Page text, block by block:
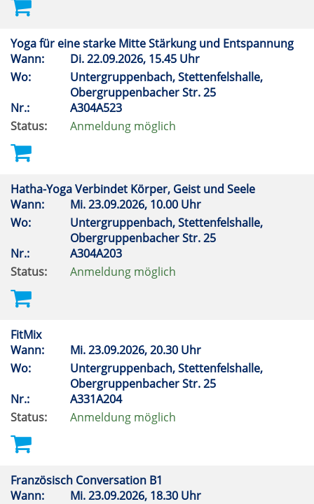
Yoga für eine starke Mitte Stärkung und Entspannung
Wann:
Di.22.09.2026, 15.45 Uhr
Wo:
Untergruppenbach, Stettenfelshalle,
Obergruppenbacher Str. 25
Nr.:
A304A523
Status:
Anmeldung möglich
Hatha-Yoga Verbindet Körper, Geist und Seele
Wann:
Mi.23.09.2026, 10.00 Uhr
Wo:
Untergruppenbach, Stettenfelshalle,
Obergruppenbacher Str. 25
Nr.:
A304A203
Status:
Anmeldung möglich
FitMix
Wann:
Mi.23.09.2026, 20.30 Uhr
Wo:
Untergruppenbach, Stettenfelshalle,
Obergruppenbacher Str. 25
Nr.:
A331A204
Status:
Anmeldung möglich
Französisch Conversation B1
Wann:
Mi.23.09.2026, 18.30 Uhr